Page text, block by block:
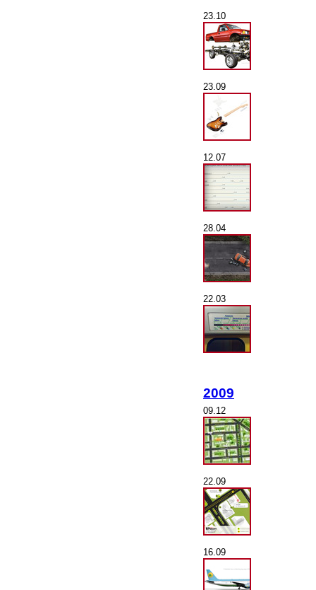
23.10
23.09
12.07
28.04
22.03
2009
09.12
22.09
16.09